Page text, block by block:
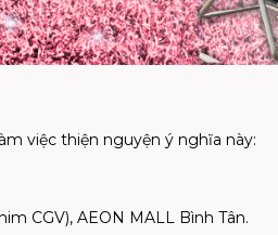
việc thiện nguyện ý nghĩa này:
CGV), AEON MALL Bình Tân.